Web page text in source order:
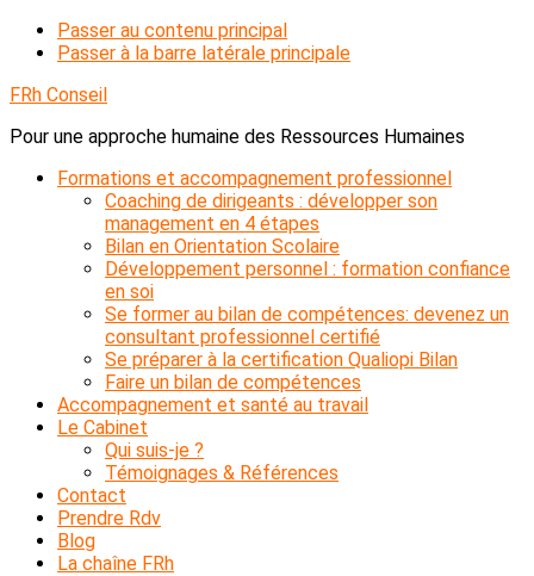
Passer au contenu principal
Passer à la barre latérale principale
FRh Conseil
Pour une approche humaine des Ressources Humaines
Formations et accompagnement professionnel
Coaching de dirigeants : développer son
management en 4 étapes
Bilan en Orientation Scolaire
Développement personnel : formation confiance
en soi
Se former au bilan de compétences: devenez un
consultant professionnel certifié
Se préparer à la certification Qualiopi Bilan
Faire un bilan de compétences
Accompagnement et santé au travail
Le Cabinet
Qui suis-je ?
Témoignages & Références
Contact
Prendre Rdv
Blog
La chaîne FRh